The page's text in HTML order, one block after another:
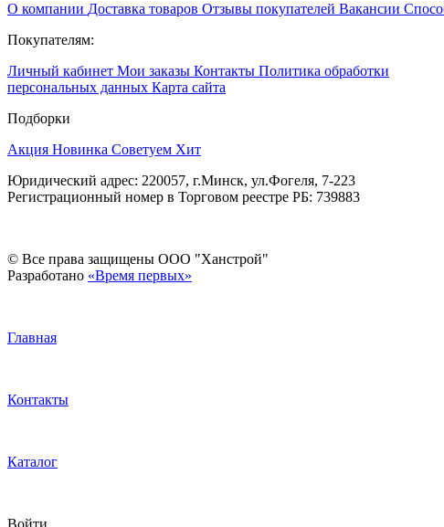
О компании Доставка товаров Отзывы покупателей Вакансии
Покупателям:
Личный кабинет Мои заказы Контакты Политика обработки
персональных данных Карта сайта
Подборки
Акция Новинка Советуем Хит
Юридический адрес: 220057, г.Минск, ул.Фогеля, 7-223
Регистрационный номер в Торговом реестре РБ: 739883
© Все права защищены ООО "Ханстрой"
Разработано «Время первых»
Главная
Контакты
Каталог
Войти